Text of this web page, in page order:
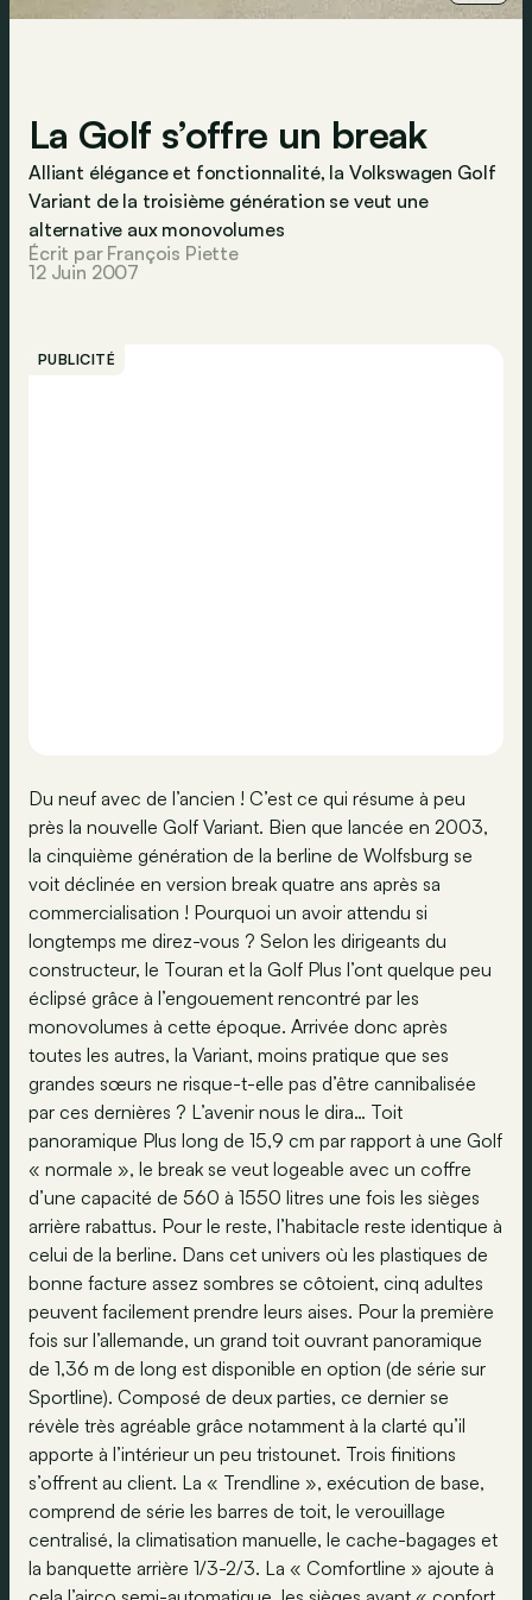
La Golf s’offre un break
Alliant élégance et fonctionnalité, la Volkswagen Golf
Variant de la troisième génération se veut une
alternative aux monovolumes
Écrit par François Piette
12 Juin 2007
PUBLICITÉ
Du neuf avec de l’ancien ! C’est ce qui résume à peu
près la nouvelle Golf Variant. Bien que lancée en 2003,
la cinquième génération de la berline de Wolfsburg se
voit déclinée en version break quatre ans après sa
commercialisation ! Pourquoi un avoir attendu si
longtemps me direz-vous ? Selon les dirigeants du
constructeur, le Touran et la Golf Plus l’ont quelque peu
éclipsé grâce à l’engouement rencontré par les
monovolumes à cette époque. Arrivée donc après
toutes les autres, la Variant, moins pratique que ses
grandes sœurs ne risque-t-elle pas d’être cannibalisée
par ces dernières ? L’avenir nous le dira… Toit
panoramique Plus long de 15,9 cm par rapport à une Golf
« normale », le break se veut logeable avec un coffre
d’une capacité de 560 à 1550 litres une fois les sièges
arrière rabattus. Pour le reste, l’habitacle reste identique à
celui de la berline. Dans cet univers où les plastiques de
bonne facture assez sombres se côtoient, cinq adultes
peuvent facilement prendre leurs aises. Pour la première
fois sur l’allemande, un grand toit ouvrant panoramique
de 1,36 m de long est disponible en option (de série sur
Sportline). Composé de deux parties, ce dernier se
révèle très agréable grâce notamment à la clarté qu’il
apporte à l’intérieur un peu tristounet. Trois finitions
s’offrent au client. La « Trendline », exécution de base,
comprend de série les barres de toit, le verouillage
centralisé, la climatisation manuelle, le cache-bagages et
la banquette arrière 1/3-2/3. La « Comfortline » ajoute à